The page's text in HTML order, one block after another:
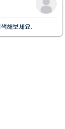
해보세요.